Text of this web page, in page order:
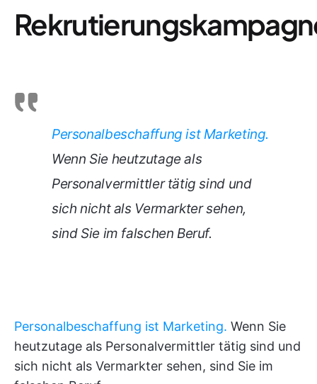
Personalbeschaffung ist Marketing.
Wenn Sie heutzutage als
Personalvermittler tätig sind und
sich nicht als Vermarkter sehen,
sind Sie im falschen Beruf.
Personalbeschaffung ist Marketing. Wenn Sie
heutzutage als Personalvermittler tätig sind und
sich nicht als Vermarkter sehen, sind Sie im